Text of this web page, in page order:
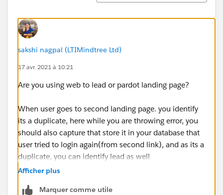
sakshi nagpal (LTIMindtree Ltd)
17 avr. 2021 à 10:21
Are you using web to lead or pardot landing page?
When user goes to second landing page. you identify
its a duplicate, here while you are throwing error, you
should also capture that store it in your database that
user tried to login again(from second link), and as its a
duplicate, you can identify lead as well
Afficher plus
Marquer comme utile